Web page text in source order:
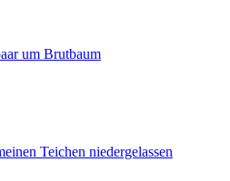
um Brutbaum
Teichen niedergelassen